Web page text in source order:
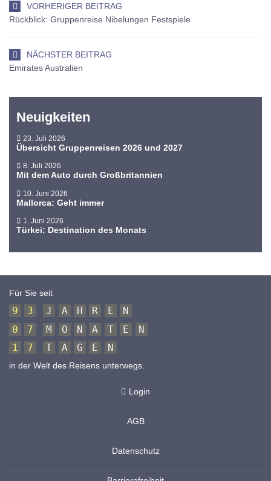
VORHERIGER BEITRAG
Rückblick: Gruppenreise Nibelungen Festspiele
NÄCHSTER BEITRAG
Emirates Australien
Neuigkeiten
23. Juli 2026
Übersicht Gruppenreisen 2026 und 2027
8. Juli 2026
Mit dem Auto durch Großbritannien
10. Juni 2026
Mallorca: Geht immer
1. Juni 2026
Türkei: Destination des Monats
Für Sie seit
9 3 J A H R E
N
0
7 M O N A T E
N
1
7 T A G E N
in der Welt des Reisens unterwegs.
Login
AGB
Datenschutz